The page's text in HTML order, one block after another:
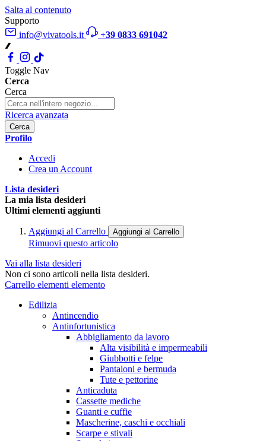
Salta al contenuto
Supporto
info@vivatools.it
+39 0833 691042
Toggle Nav
Cerca
Cerca
Ricerca avanzata
Cerca
Profilo
Accedi
Crea un Account
Lista desideri
La mia lista desideri
Ultimi elementi aggiunti
Aggiungi al Carrello Aggiungi al Carrello
Rimuovi questo articolo
Vai alla lista desideri
Non ci sono articoli nella lista desideri.
Carrello elementi elemento
Edilizia
Antincendio
Antinfortunistica
Abbigliamento da lavoro
Alta visibilità e impermeabili
Giubbotti e felpe
Pantaloni e bermuda
Tute e pettorine
Anticaduta
Cassette mediche
Guanti e cuffie
Mascherine, caschi e occhiali
Scarpe e stivali